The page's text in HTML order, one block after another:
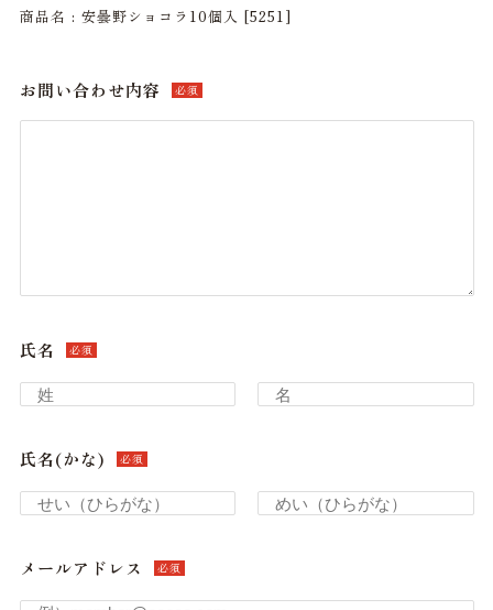
商品名 : 安曇野ショコラ10個入 [5251]
お問い合わせ内容 必須
氏名 必須
氏名(かな) 必須
メールアドレス 必須